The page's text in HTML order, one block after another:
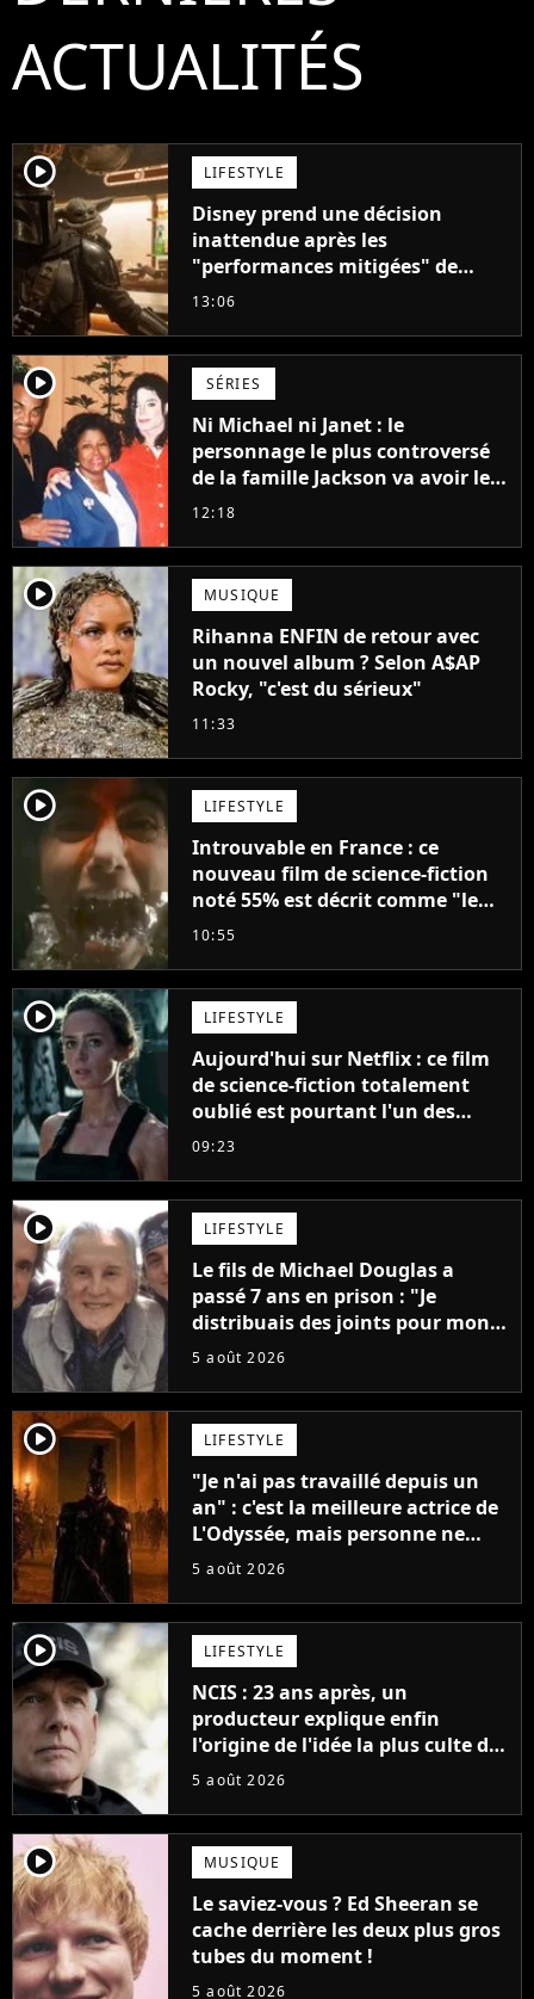
ACTUALITÉS
player2 LIFESTYLE
Disney prend une décision
inattendue après les
"performances mitigées" de
Vaiana et The Mandalorian &
13:06
player2 SÉRIES
Ni Michael ni Janet : le
personnage le plus controversé
de la famille Jackson va avoir le
droit à sa propre série
12:18
player2 MUSIQUE
Rihanna ENFIN de retour avec
un nouvel album ? Selon A$AP
Rocky, "c'est du sérieux"
11:33
player2 LIFESTYLE
Introuvable en France : ce
nouveau film de science-fiction
noté 55% est décrit comme "le
plus stupide de l'année"
10:55
player2 LIFESTYLE
Aujourd'hui sur Netflix : ce film
de science-fiction totalement
oublié est pourtant l'un des
meilleurs des années 2010
09:23
player2 LIFESTYLE
Le fils de Michael Douglas a
passé 7 ans en prison : "Je
distribuais des joints pour mon
père"
5 août 2026
player2 LIFESTYLE
"Je n'ai pas travaillé depuis un
an" : c'est la meilleure actrice de
L'Odyssée, mais personne ne
veut lui donner de rôle au
5 août 2026
player2 LIFESTYLE
NCIS : 23 ans après, un
producteur explique enfin
l'origine de l'idée la plus culte de
la série (et on ne parle pas du
5 août 2026
player2 MUSIQUE
Le saviez-vous ? Ed Sheeran se
cache derrière les deux plus gros
tubes du moment !
5 août 2026